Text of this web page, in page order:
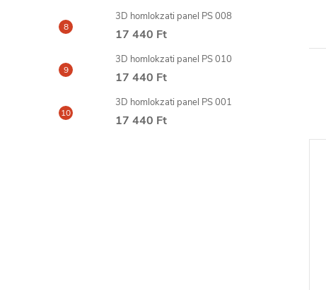
3D homlokzati panel PS 008
17 440 Ft
3D homlokzati panel PS 010
17 440 Ft
3D homlokzati panel PS 001
17 440 Ft